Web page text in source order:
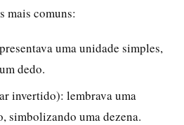
mais comuns:
uma unidade simples,
dedo.
invertido): lembrava uma
simbolizando uma dezena.